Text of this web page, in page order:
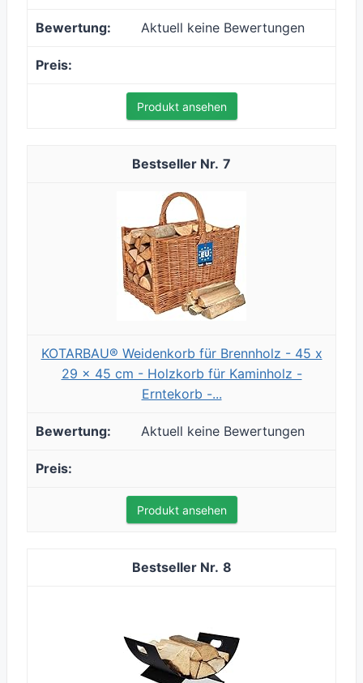
Aktuell keine Bewertungen
Produkt ansehen
7
KOTARBAU® Weidenkorb für Brennholz - 45 x
29 x 45 cm - Holzkorb für Kaminholz -
Erntekorb -...
Aktuell keine Bewertungen
Produkt ansehen
8